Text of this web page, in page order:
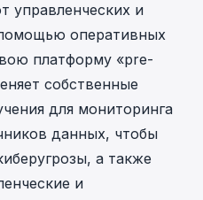
управленческих и
оперативных
платформу «pre-
собственные
для мониторинга
данных, чтобы
а также
и